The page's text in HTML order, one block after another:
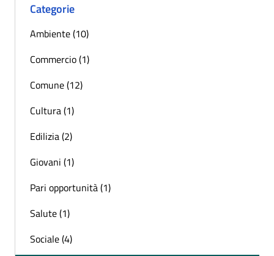
Categorie
Ambiente (10)
Commercio (1)
Comune (12)
Cultura (1)
Edilizia (2)
Giovani (1)
Pari opportunità (1)
Salute (1)
Sociale (4)